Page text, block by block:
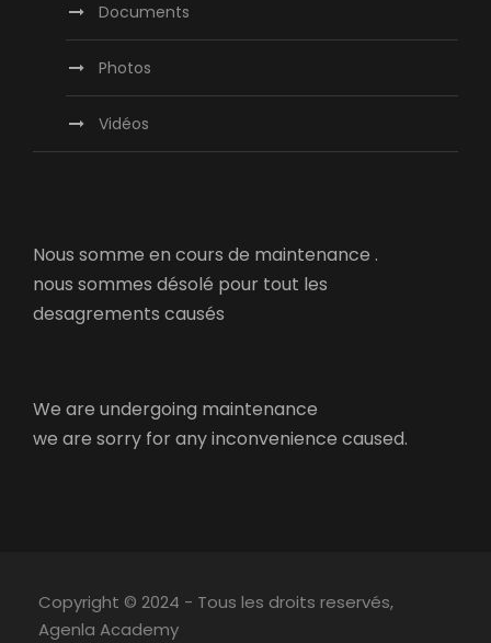
Documents
Photos
Vidéos
Nous somme en cours de maintenance .
nous sommes désolé pour tout les
desagrements causés
We are undergoing maintenance
we are sorry for any inconvenience caused.
Copyright © 2024 - Tous les droits reservés,
Agenla Academy